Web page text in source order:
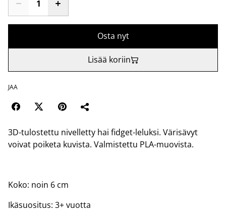
Osta nyt
Lisää koriin
JAA
3D-tulostettu nivelletty hai fidget-leluksi. Värisävyt
voivat poiketa kuvista. Valmistettu PLA-muovista.
Koko: noin 6 cm
Ikäsuositus: 3+ vuotta